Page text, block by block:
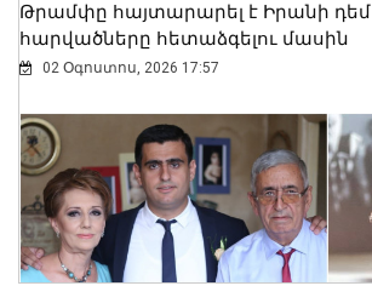
Վարչապետի կոչի գործնական
Թրամփը հայտարարել է Իրանի դեմ
հարվածները հետաձգելու մասին
02 Օգոստոս, 2026 17:57